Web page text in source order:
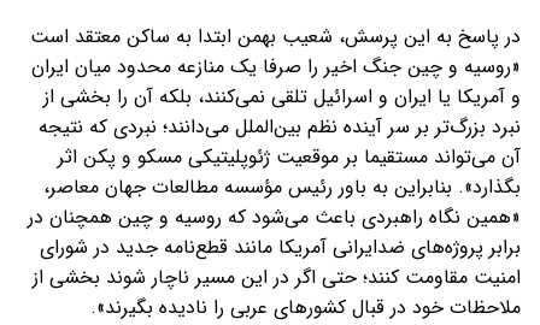
در پاسخ به این پرسش، شعیب بهمن ابتدا به ساکن معتقد است
«روسیه و چین جنگ اخیر را صرفا یک منازعه محدود میان ایران
و آمریکا یا ایران و اسرائیل تلقی نمی‌کنند، بلکه آن را بخشی از
نبرد بزرگ‌تر بر سر آینده نظم بین‌الملل می‌دانند؛ نبردی که نتیجه
آن می‌تواند مستقیما بر موقعیت ژئوپلیتیکی مسکو و پکن اثر
بگذارد». بنابراین به باور رئیس مؤسسه مطالعات جهان معاصر،
«همین نگاه راهبردی باعث می‌شود که روسیه و چین همچنان در
برابر پروژه‌های ضدایرانی آمریکا مانند قطع‌نامه جدید در شورای
امنیت مقاومت کنند؛ حتی اگر در این مسیر ناچار شوند بخشی از
ملاحظات خود در قبال کشورهای عربی را نادیده بگیرند».